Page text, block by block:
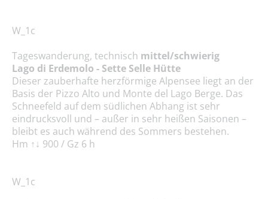
W_1c
Tageswanderung, technisch mittel/schwierig
Lago di Erdemolo - Sette Selle Hütte
Dieser zauberhafte herzförmige Alpensee liegt an der
Basis der Pizzo Alto und Monte del Lago Berge. Das
Schneefeld auf dem südlichen Abhang ist sehr
eindrucksvoll und – außer in sehr heißen Saisonen –
bleibt es auch während des Sommers bestehen.
Hm ↑↓ 900 / Gz 6 h
W_1c